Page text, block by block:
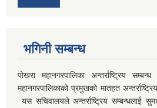
भगिनी सम्बन्ध
पोखरा महानगरपालिका अन्तर्राष्ट्रिय
महानगरपालिकाको प्रमुखको मातहत
यस सचिवालयले अन्तर्राष्ट्रिय सम्बन्धलाई